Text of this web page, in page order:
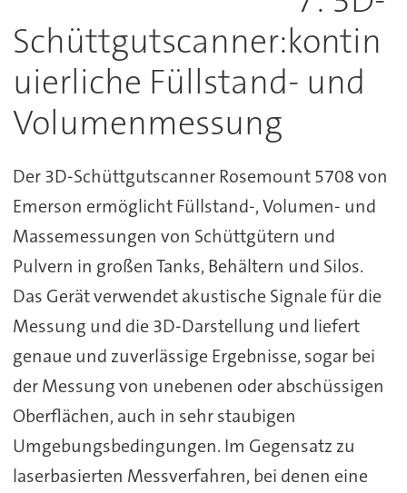
Schüttgutscanner:kontin
uierliche Füllstand- und
Volumenmessung
Der 3D-Schüttgutscanner Rosemount 5708 von
Emerson ermöglicht Füllstand-, Volumen- und
Massemessungen von Schüttgütern und
Pulvern in großen Tanks, Behältern und Silos.
Das Gerät verwendet akustische Signale für die
Messung und die 3D-Darstellung und liefert
genaue und zuverlässige Ergebnisse, sogar bei
der Messung von unebenen oder abschüssigen
Oberflächen, auch in sehr staubigen
Umgebungsbedingungen. Im Gegensatz zu
laserbasierten Messverfahren, bei denen eine